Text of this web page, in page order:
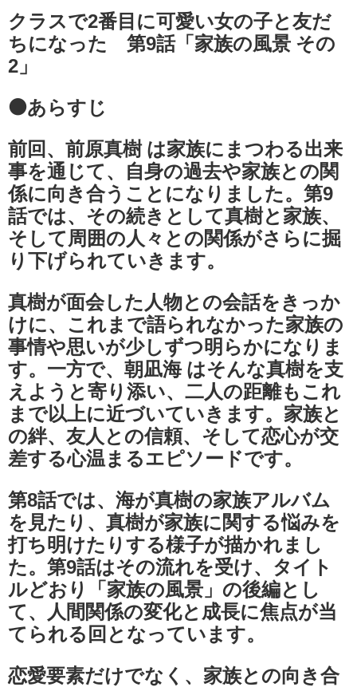
クラスで2番目に可愛い女の子と友だ
ちになった 第9話「家族の風景 その
2」
⚫あらすじ
前回、前原真樹 は家族にまつわる出来
事を通じて、自身の過去や家族との関
係に向き合うことになりました。第9
話では、その続きとして真樹と家族、
そして周囲の人々との関係がさらに掘
り下げられていきます。
真樹が面会した人物との会話をきっか
けに、これまで語られなかった家族の
事情や思いが少しずつ明らかになりま
す。一方で、朝凪海 はそんな真樹を支
えようと寄り添い、二人の距離もこれ
まで以上に近づいていきます。家族と
の絆、友人との信頼、そして恋心が交
差する心温まるエピソードです。
第8話では、海が真樹の家族アルバム
を見たり、真樹が家族に関する悩みを
打ち明けたりする様子が描かれまし
た。第9話はその流れを受け、タイト
ルどおり「家族の風景」の後編とし
て、人間関係の変化と成長に焦点が当
てられる回となっています。
恋愛要素だけでなく、家族との向き合